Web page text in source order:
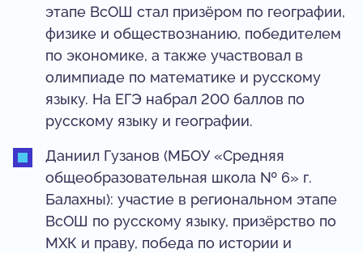
этапе ВсОШ стал призёром по географии,
физике и обществознанию, победителем
по экономике, а также участвовал в
олимпиаде по математике и русскому
языку. На ЕГЭ набрал 200 баллов по
русскому языку и географии.
Даниил Гузанов (МБОУ «Средняя
общеобразовательная школа № 6» г.
Балахны): участие в региональном этапе
ВсОШ по русскому языку, призёрство по
МХК и праву, победа по истории и